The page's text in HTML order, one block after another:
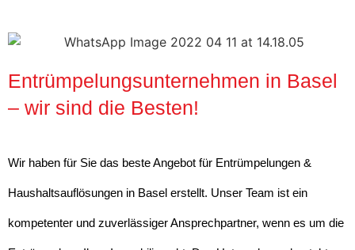
Entrümpelungsunternehmen in Basel
– wir sind die Besten!
Wir haben für Sie das beste Angebot für Entrümpelungen &
Haushaltsauflösungen in Basel erstellt. Unser Team ist ein
kompetenter und zuverlässiger Ansprechpartner, wenn es um die